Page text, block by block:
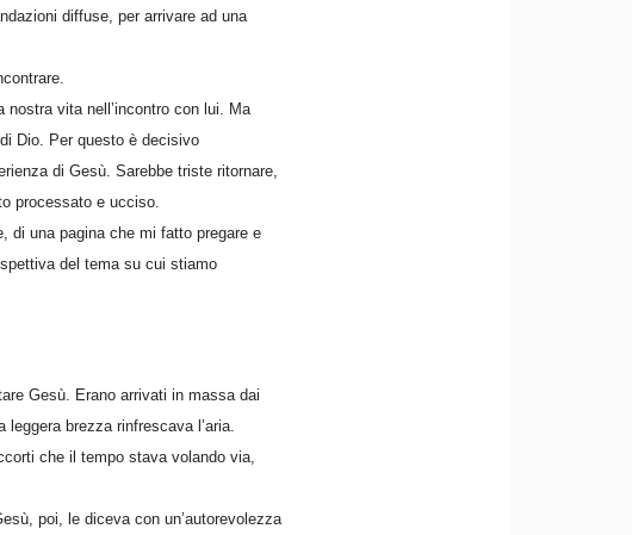
diffuse, per arrivare ad una
vita nell’incontro con lui. Ma
Dio. Per questo è decisivo
di Gesù. Sarebbe triste ritornare,
processato e ucciso.
di una pagina che mi fatto pregare e
del tema su cui stiamo
Gesù. Erano arrivati in massa dai
brezza rinfrescava l’aria.
che il tempo stava volando via,
poi, le diceva con un’autorevolezza